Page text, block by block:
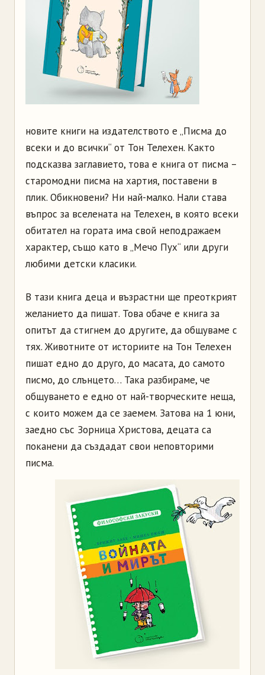
новите книги на издателството е „Писма до
всеки и до всички“ от Тон Телехен. Както
подсказва заглавието, това е книга от писма –
старомодни писма на хартия, поставени в
плик. Обикновени? Ни най-малко. Нали става
въпрос за вселената на Телехен, в която всеки
обитател на гората има свой неподражаем
характер, също като в „Мечо Пух“ или други
любими детски класики.
В тази книга деца и възрастни ще преоткрият
желанието да пишат. Това обаче е книга за
опитът да стигнем до другите, да общуваме с
тях. Животните от историите на Тон Телехен
пишат едно до друго, до масата, до самото
писмо, до слънцето… Така разбираме, че
общуването е едно от най-творческите неща,
с които можем да се заемем. Затова на 1 юни,
заедно със Зорница Христова, децата са
поканени да създадат свои неповторими
писма.